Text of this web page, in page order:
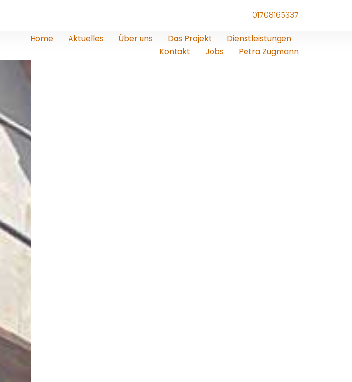
01708165337
Home Aktuelles Über uns Das Projekt
Dienstleistungen
Kontakt
Jobs Petra Zugmann